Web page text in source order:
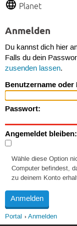
Planet
Anmelden
Du kannst dich hier
Falls du dein
zusenden lassen.
Benutzername oder
Passwort:
Angemeldet bleiben:
Wähle diese Option
Computer befindest,
zu deinem Konto
Portal Anmelden